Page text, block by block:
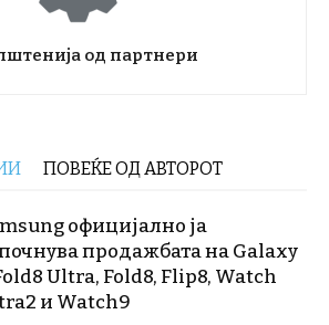
од партнери
ПОВЕЌЕ ОД АВТОРОТ
официјално ја
продажбата на Galaxy
Ultra, Fold8, Flip8, Watch
и Watch9